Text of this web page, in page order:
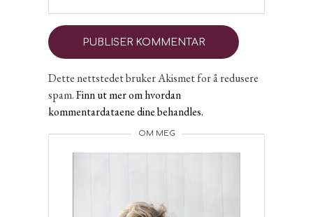
Dette nettstedet bruker Akismet for å redusere
spam.Finn ut mer om hvordan
kommentardataene dine behandles.
OM MEG